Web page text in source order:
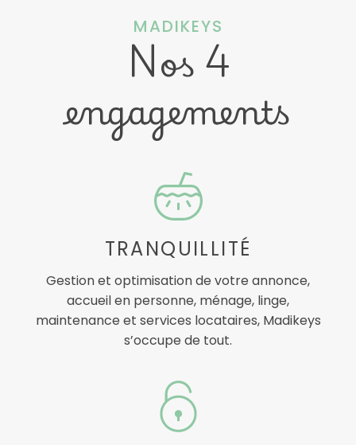
MADIKEYS
Nos 4
engagements
TRANQUILLITÉ
Gestion et optimisation de votre annonce,
accueil en personne, ménage, linge,
maintenance et services locataires, Madikeys
s’occupe de tout.